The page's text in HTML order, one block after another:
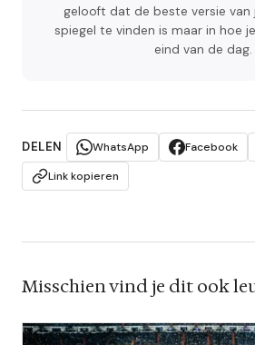
gelooft dat de beste versie van
spiegel te vinden is maar in hoe
eind van de dag.
DELEN WhatsApp Facebook
Link kopieren
Misschien vind je dit ook